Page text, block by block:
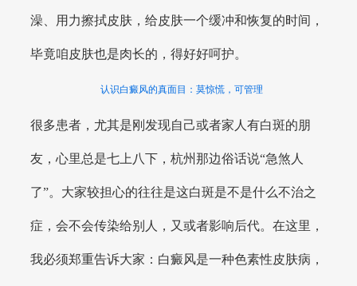
澡、用力擦拭皮肤，给皮肤一个缓冲和恢复的时间，
毕竟咱皮肤也是肉长的，得好好呵护。
认识白癜风的真面目：莫惊慌，可管理
很多患者，尤其是刚发现自己或者家人有白斑的朋
友，心里总是七上八下，杭州那边俗话说“急煞人
了”。大家较担心的往往是这白斑是不是什么不治之
症，会不会传染给别人，又或者影响后代。在这里，
我必须郑重告诉大家：白癜风是一种色素性皮肤病，